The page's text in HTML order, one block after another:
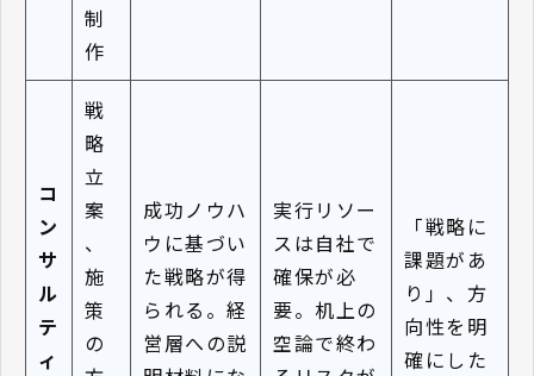
制
作
コ
ン
サ
ル
テ
ィ
戦
略
立
案
、
施
策
の
成功ノウハ
ウに基づい
た戦略が得
られる。経
営層への説
実行リソー
スは自社で
確保が必
要。机上の
空論で終わ
「戦略に
課題があ
り」、方
向性を明
確にした